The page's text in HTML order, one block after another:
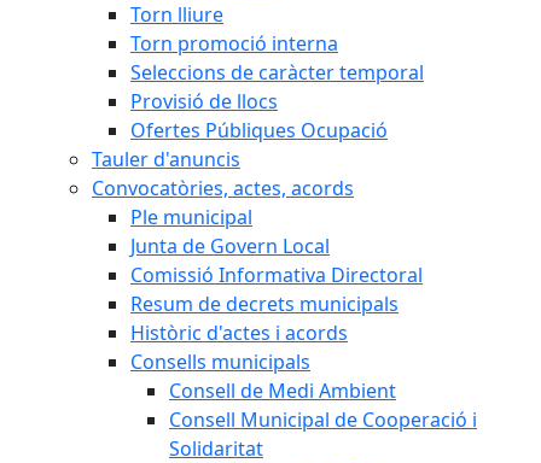
Torn lliure
Torn promoció interna
Seleccions de caràcter temporal
Provisió de llocs
Ofertes Públiques Ocupació
Tauler d'anuncis
Convocatòries, actes, acords
Ple municipal
Junta de Govern Local
Comissió Informativa Directoral
Resum de decrets municipals
Històric d'actes i acords
Consells municipals
Consell de Medi Ambient
Consell Municipal de Cooperació i
Solidaritat